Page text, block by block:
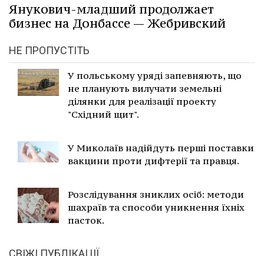
Янукович-младший продолжает
бизнес на Донбассе — Жебривский
НЕ ПРОПУСТІТЬ
У польському уряді запевняють, що
не планують вилучати земельні
ділянки для реалізації проекту
"Східний щит".
У Миколаїв надійдуть перші поставки
вакцини проти дифтерії та правця.
Розслідування зниклих осіб: методи
шахраїв та способи уникнення їхніх
пасток.
СВІЖІ ПУБЛІКАЦІЇ